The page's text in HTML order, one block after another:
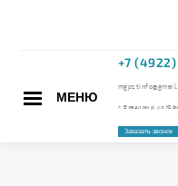
МЕНЮ